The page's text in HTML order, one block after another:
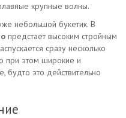
крупные волны.
небольшой букетик. В
предстает высоким стройным
сразу несколько
при этом широкие и
будто это действительно